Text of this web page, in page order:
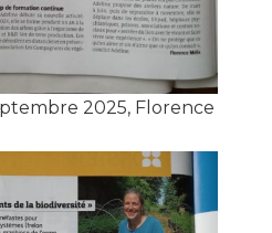
2025, Florence